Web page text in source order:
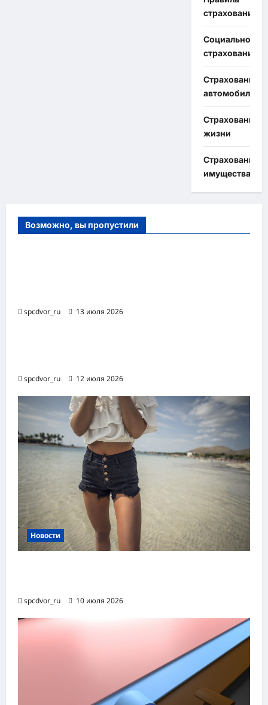
страхования
Социальное
страхование
Страхование
автомобиля
Страхование
жизни
Страхование
имущества
Возможно, вы пропустили
spcdvor_ru 13 июля 2026
spcdvor_ru 12 июля 2026
Новости
spcdvor_ru 10 июля 2026